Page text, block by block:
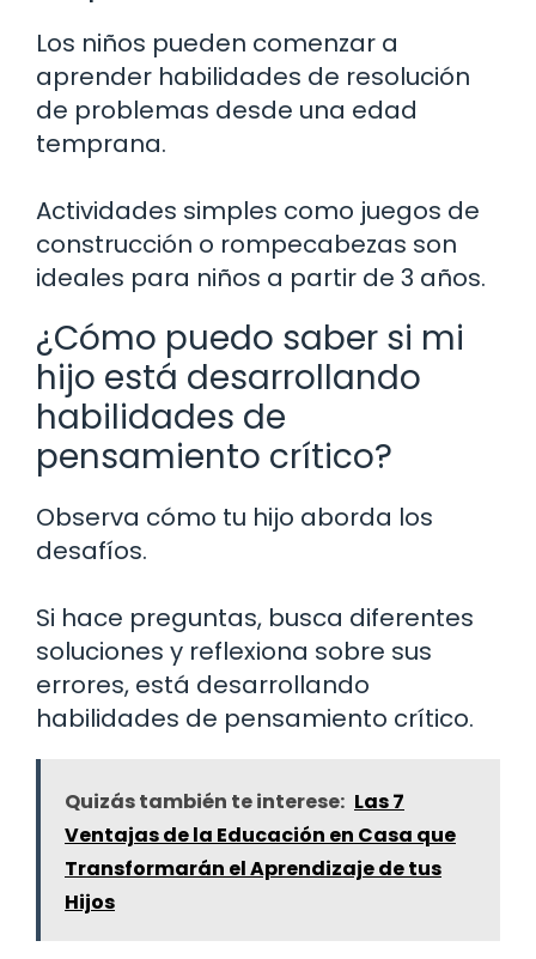
Los niños pueden comenzar a
aprender habilidades de resolución
de problemas desde una edad
temprana.
Actividades simples como juegos de
construcción o rompecabezas son
ideales para niños a partir de 3 años.
¿Cómo puedo saber si mi
hijo está desarrollando
habilidades de
pensamiento crítico?
Observa cómo tu hijo aborda los
desafíos.
Si hace preguntas, busca diferentes
soluciones y reflexiona sobre sus
errores, está desarrollando
habilidades de pensamiento crítico.
Quizás también te interese: Las 7
Ventajas de la Educación en Casa que
Transformarán el Aprendizaje de tus
Hijos